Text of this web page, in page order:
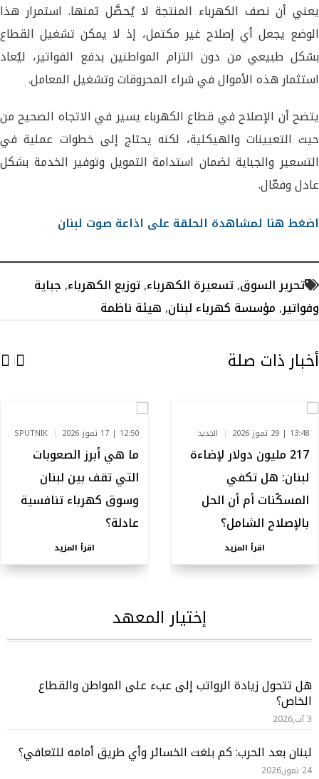
يعني أن نصف الكهرباء المنتجة لا يُحصَّل ثمنها. استمرار هذا
الوضع يجعل أي إصلاح غير مكتمل، إذ لا يمكن تشغيل القطاع
بشكل طبيعي من دون التزام المواطنين بدفع الفواتير، ليُعاد
استثمار هذه الأموال في شراء المحروقات وتشغيل المعامل.
يتضح أن الإصلاح في قطاع الكهرباء يسير في الاتجاه الصحيح من
حيث التعيينات والهيكلية، لكنه يحتاج إلى خطوات عملية في
التسعير والجباية لضمان استدامة التمويل وتوفير الخدمة بشكل
عادل وفعّال.
اضغط هنا لمشاهدة الحلقة على اذاعة صوت لبنان
تحرير السوق,تسعيرة الكهرباء,توزيع الكهرباء,جباية
وفواتير,مؤسسة كهرباء لبنان,هيئة ناظمة
أخبار ذات صلة
13:48 | 29 تموز 2026 الجديد
217 مليون دولار لإضاءة
لبنان: هل تكفي
المسكّنات أم أن الحل
بالإصلاح الشامل؟
اقرأ المزيد
12:50 | 17 تموز 2026 SPUTNIK
ما هي أبرز الصعوبات
التي تقف بين لبنان
وسوق كهرباء تنافسية
عادلة؟
اقرأ المزيد
إختيار المعهد
هل تتحول زيادة الرواتب إلى عبء على المواطن والقطاع
الخاص؟
3 آب,2026
لبنان بعد الحرب: كم بلغت الخسائر وأي طريق أمامه للتعافي؟
24 تموز,2026